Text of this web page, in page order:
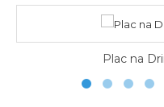
Plac na